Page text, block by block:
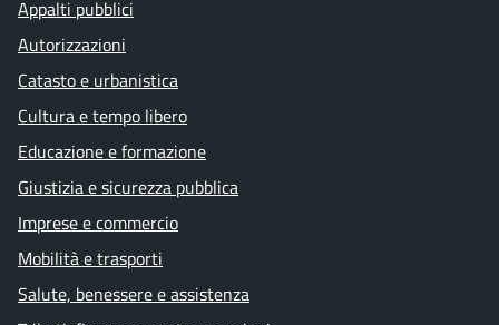
Appalti pubblici
Autorizzazioni
Catasto e urbanistica
Cultura e tempo libero
Educazione e formazione
Giustizia e sicurezza pubblica
Imprese e commercio
Mobilità e trasporti
Salute, benessere e assistenza